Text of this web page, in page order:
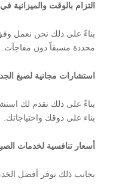
التزام بالوقت والميزانية
بناءً على ذلك نحن نعمل
محددة مسبقاً دون مفاجآت.
استشارات مجانية لصبغ
بناءً على ذلك نقدم لك
بناء على ذوقك واحتياجاتك.
أسعار تنافسية لخدمات
بجانب ذلك نوفر أفضل